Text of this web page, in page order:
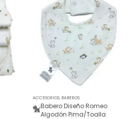
ACCESORIOS, BABEROS
Babero Diseño Romeo
Algodón Pima/Toalla